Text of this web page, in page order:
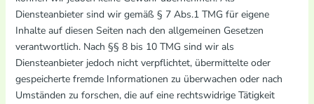
Diensteanbieter sind wir gemäß § 7 Abs.1 TMG für eigene
Inhalte auf diesen Seiten nach den allgemeinen Gesetzen
verantwortlich. Nach §§ 8 bis 10 TMG sind wir als
Diensteanbieter jedoch nicht verpflichtet, übermittelte oder
gespeicherte fremde Informationen zu überwachen oder nach
Umständen zu forschen, die auf eine rechtswidrige Tätigkeit